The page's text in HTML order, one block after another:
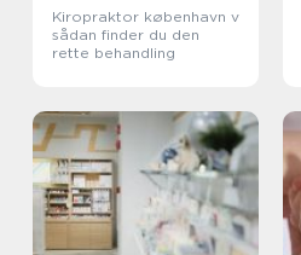
Kiropraktor københavn v
sådan finder du den
rette behandling